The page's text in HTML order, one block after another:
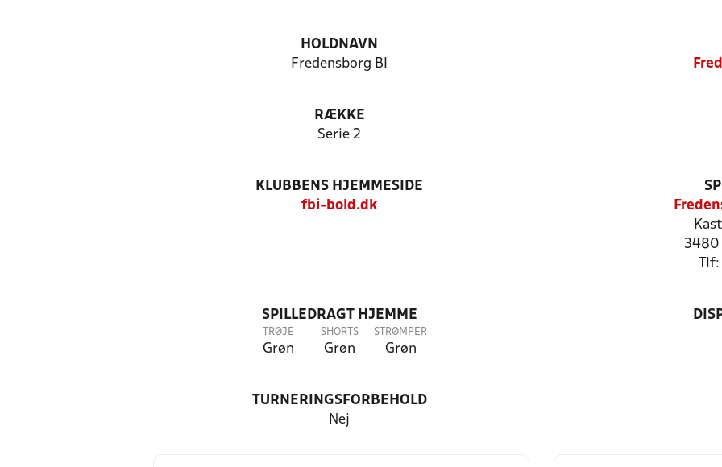
HOLDNAVN
Fredensborg BI
RÆKKE
Serie 2
KLUBBENS HJEMMESIDE
fbi-bold.dk
3480
SPILLEDRAGT HJEMME
TRØJE
Grøn
SHORTS
Grøn
STRØMPER
Grøn
TURNERINGSFORBEHOLD
Nej